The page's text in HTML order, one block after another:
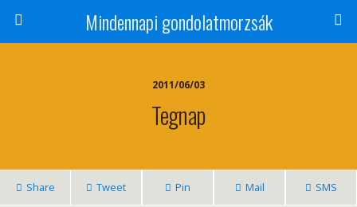
Mindennapi gondolatmorzsák
2011/06/03
Tegnap
Share Tweet Pin Mail SMS